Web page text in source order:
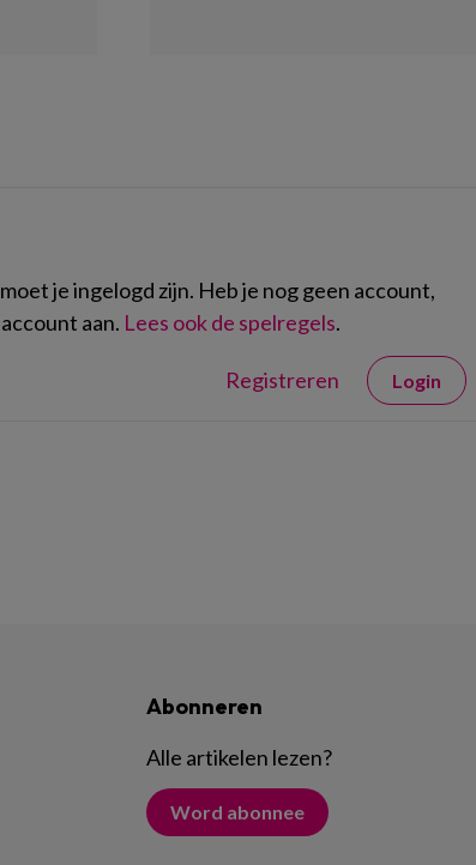
je ingelogd zijn. Heb je nog geen account,
aan. Lees ook de spelregels.
Registreren Login
Abonneren
Alle artikelen lezen?
Word abonnee